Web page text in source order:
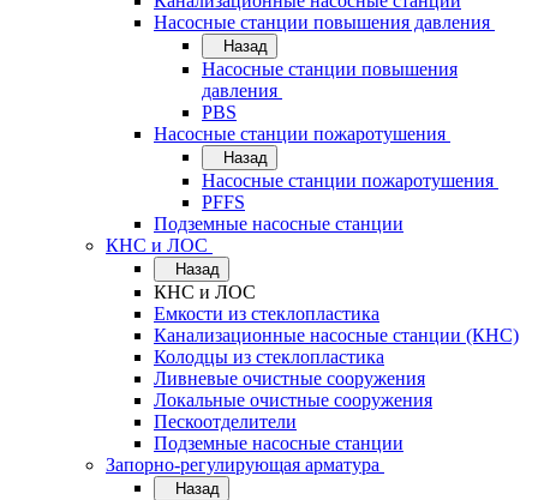
Насосные станции повышения давления
Назад
Насосные станции повышения
давления
PBS
Насосные станции пожаротушения
Назад
Насосные станции пожаротушения
PFFS
Подземные насосные станции
КНС и ЛОС
Назад
КНС и ЛОС
Емкости из стеклопластика
Канализационные насосные станции (КНС)
Колодцы из стеклопластика
Ливневые очистные сооружения
Локальные очистные сооружения
Пескоотделители
Подземные насосные станции
Запорно-регулирующая арматура
Назад